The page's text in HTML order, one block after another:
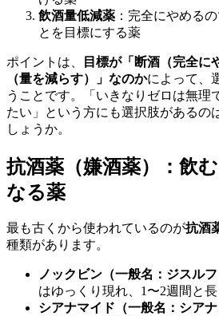
飲酒量低減薬 ：完全にやめる
とを目標にする薬
ポイントは、
目標が「断酒（完全に
（量を減らす）」なのかによって、
うことです。「いきなりゼロは無理
たい」という方にも選択肢があるの
しょうか。
抗酒薬（嫌酒薬）：飲
なる薬
最も古くから使われているのが抗酒
種類があります。
ノックビン（一般名：ジスルフ
はゆっくり現れ、1〜2週間と長
シアナマイド（一般名：シアナ